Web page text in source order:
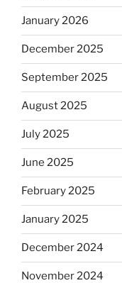
January 2026
December 2025
September 2025
August 2025
July 2025
June 2025
February 2025
January 2025
December 2024
November 2024